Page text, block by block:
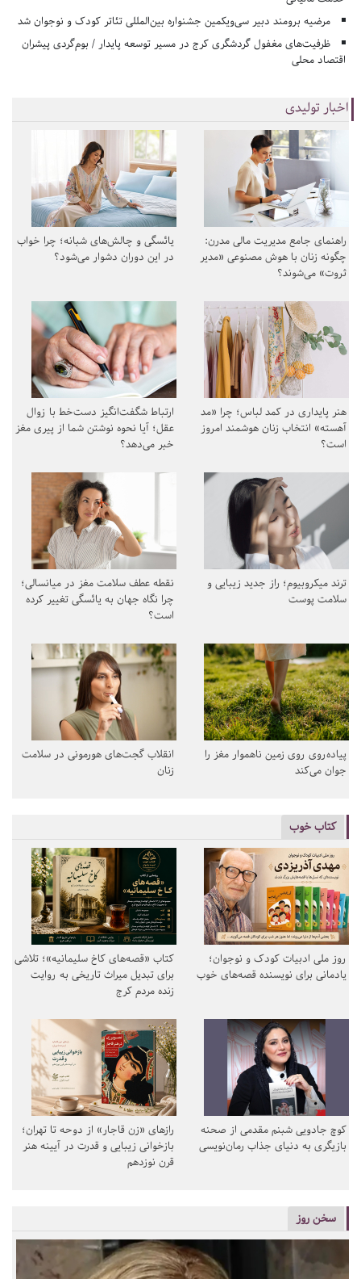
مرضیه برومند دبیر سی‌ویکمین جشنواره بین‌المللی تئاتر کودک و نوجوان شد
ظرفیت‌های مغفول گردشگری کرج در مسیر توسعه پایدار / بوم‌گردی پیشران
اقتصاد محلی
اخبار تولیدی
راهنمای جامع مدیریت مالی مدرن:
چگونه زنان با هوش مصنوعی «مدیر
ثروت» می‌شوند؟
یائسگی و چالش‌های شبانه؛ چرا خواب
در این دوران دشوار می‌شود؟
هنر پایداری در کمد لباس؛ چرا «مد
آهسته» انتخاب زنان هوشمند امروز
است؟
ارتباط شگفت‌انگیز دست‌خط با زوال
عقل؛ آیا نحوه نوشتن شما از پیری مغز
خبر می‌دهد؟
ترند میکروبیوم؛ راز جدید زیبایی و
سلامت پوست
نقطه عطف سلامت مغز در میانسالی؛
چرا نگاه جهان به یائسگی تغییر کرده
است؟
پیاده‌روی روی زمین ناهموار مغز را
جوان می‌کند
انقلاب گجت‌های هورمونی در سلامت
زنان
کتاب خوب
روز ملی ادبیات کودک و نوجوان؛
یادمانی برای نویسنده قصه‌های خوب
کتاب «قصه‌های کاخ سلیمانیه»؛ تلاشی
برای تبدیل میراث تاریخی به روایت
زنده مردم کرج
کوچ جادویی شبنم مقدمی از صحنه
بازیگری به دنیای جذاب رمان‌نویسی
رازهای «زن قاجار» از دوحه تا تهران؛
بازخوانی زیبایی و قدرت در آیینه هنر
قرن نوزدهم
سخن روز